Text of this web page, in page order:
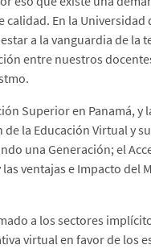
En la Universidad
a la vanguardia de la
entre nuestros
Superior en Panamá, y
la Educación Virtual y
una Generación; el
ventajas e Impacto del
a los sectores
virtual en favor de los